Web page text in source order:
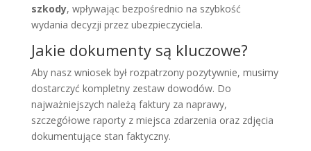
szkody, wpływając bezpośrednio na szybkość
wydania decyzji przez ubezpieczyciela.
Jakie dokumenty są kluczowe?
Aby nasz wniosek był rozpatrzony pozytywnie, musimy
dostarczyć kompletny zestaw dowodów. Do
najważniejszych należą faktury za naprawy,
szczegółowe raporty z miejsca zdarzenia oraz zdjęcia
dokumentujące stan faktyczny.